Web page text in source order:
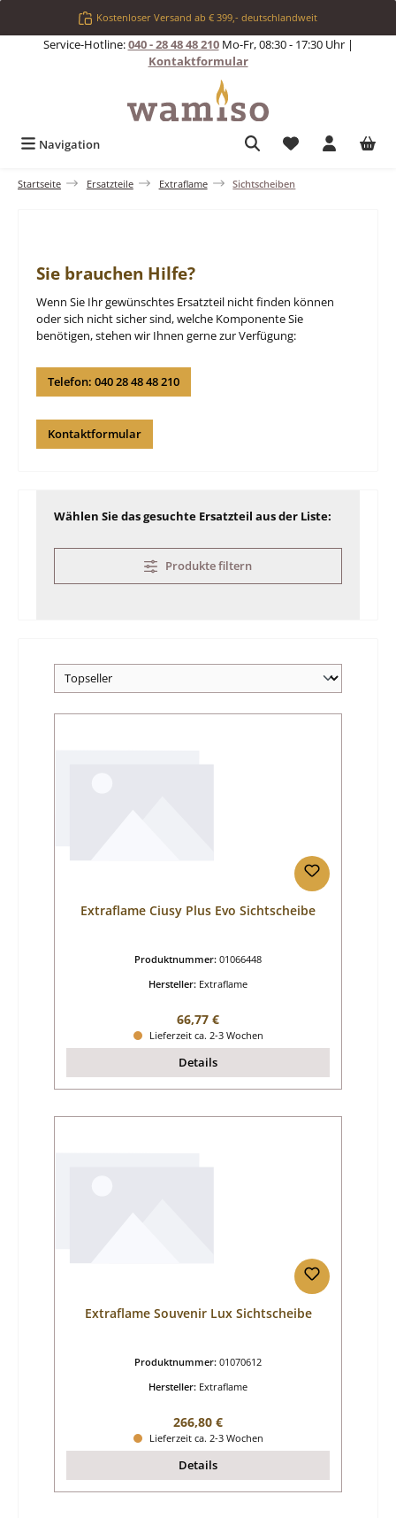
Zum Hauptinhalt springenKostenloser Versand ab € 399,- deutschlandweit
Service-Hotline:040 - 28 48 48 210Mo-Fr, 08:30 - 17:30 Uhr |
Kontaktformular
Navigation Du hast 0
Startseite Ersatzteile Extraflame Sichtscheiben
Sie brauchen Hilfe?
Wenn Sie Ihr gewünschtes Ersatzteil nicht finden können
oder sich nicht sicher sind, welche Komponente Sie
benötigen, stehen wir Ihnen gerne zur Verfügung:
Telefon: 040 28 48 48 210
Kontaktformular
Wählen Sie das gesuchte Ersatzteil aus der Liste:
Produkte filtern
Extraflame Ciusy Plus Evo Sichtscheibe
Produktnummer: 01066448
Hersteller: Extraflame
Regulärer Preis:
66,77 €
Lieferzeit ca. 2-3 Wochen
Details
Extraflame Souvenir Lux Sichtscheibe
Produktnummer: 01070612
Hersteller: Extraflame
Regulärer Preis:
266,80 €
Lieferzeit ca. 2-3 Wochen
Details